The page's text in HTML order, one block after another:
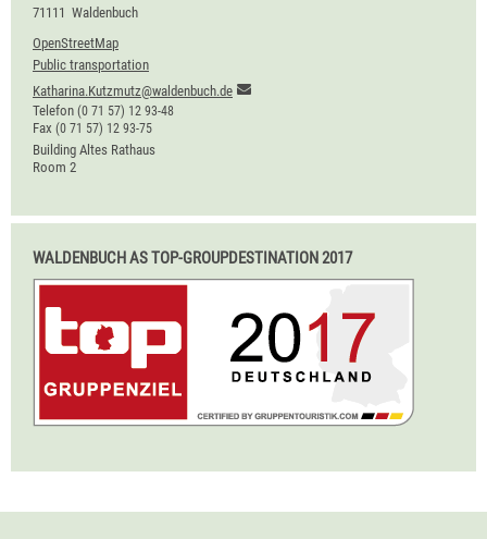
71111 Waldenbuch
OpenStreetMap
Public transportation
Katharina.Kutzmutz@waldenbuch.de
Telefon (0 71 57) 12 93-48
Fax (0 71 57) 12 93-75
Building Altes Rathaus
Room 2
WALDENBUCH AS TOP-GROUPDESTINATION 2017